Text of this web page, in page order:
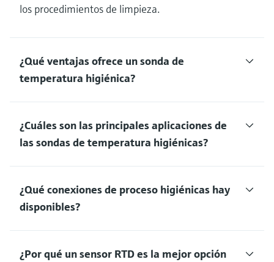
los procedimientos de limpieza.
¿Qué ventajas ofrece un sonda de
temperatura higiénica?
¿Cuáles son las principales aplicaciones de
las sondas de temperatura higiénicas?
¿Qué conexiones de proceso higiénicas hay
disponibles?
¿Por qué un sensor RTD es la mejor opción